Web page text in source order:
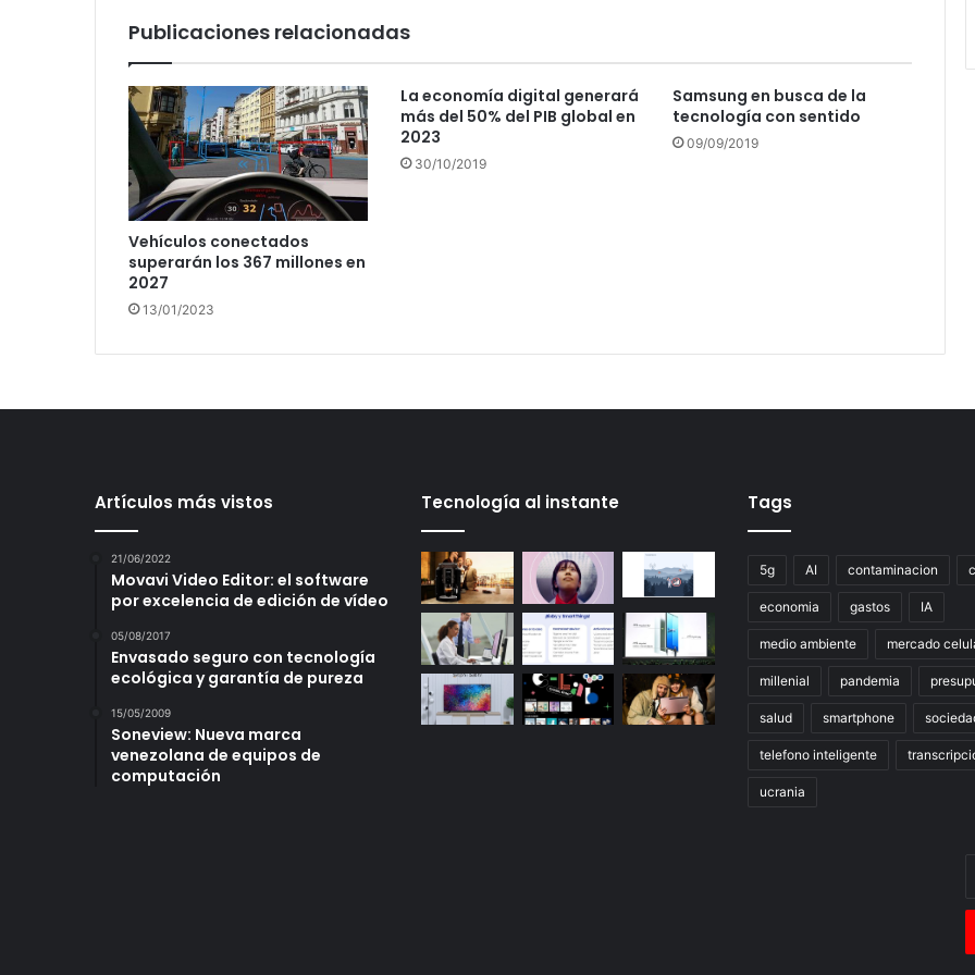
Publicaciones relacionadas
Vehículos conectados
superarán los 367 millones en
2027
13/01/2023
La economía digital generará
más del 50% del PIB global en
2023
30/10/2019
Samsung en busca de la
tecnología con sentido
09/09/2019
Artículos más vistos
21/06/2022
Movavi Video Editor: el software
por excelencia de edición de vídeo
05/08/2017
Envasado seguro con tecnología
ecológica y garantía de pureza
15/05/2009
Soneview: Nueva marca
venezolana de equipos de
computación
Tecnología al instante Tags
5g AI contaminacion
economia gastos IA
medio ambiente mercado
millenial pandemia
salud smartphone
telefono inteligente
ucrania